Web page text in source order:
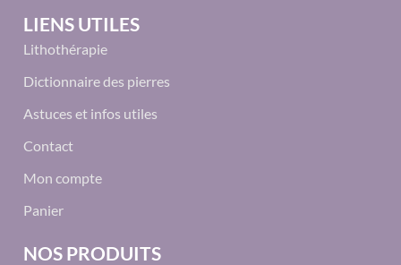
LIENS UTILES
Lithothérapie
Dictionnaire des pierres
Astuces et infos utiles
Contact
Mon compte
Panier
NOS PRODUITS